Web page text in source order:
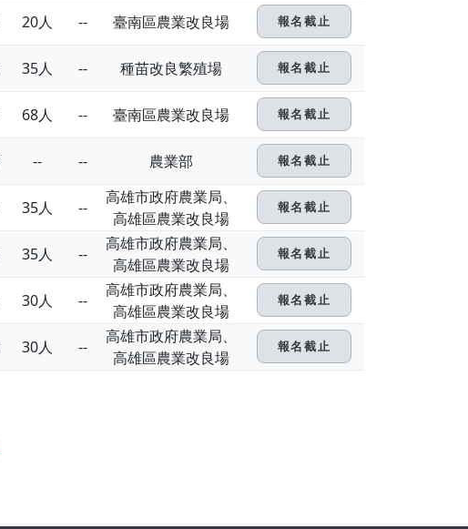
20人 -- 臺南區農業改良場 報名截止
35人 -- 種苗改良繁殖場 報名截止
68人 -- 臺南區農業改良場 報名截止
-- -- 農業部 報名截止
35人 --
高雄市政府農業局、
高雄區農業改良場
報名截止
35人 --
高雄市政府農業局、
高雄區農業改良場
報名截止
30人 --
高雄市政府農業局、
高雄區農業改良場
報名截止
30人 --
高雄市政府農業局、
高雄區農業改良場
報名截止